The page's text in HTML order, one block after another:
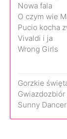
Nowa fala
O czym wie
Pucio kocha
Vivaldi i ja
Wrong Girls
Gorzkie
Gwiazdozbiór
Sunny Dancer